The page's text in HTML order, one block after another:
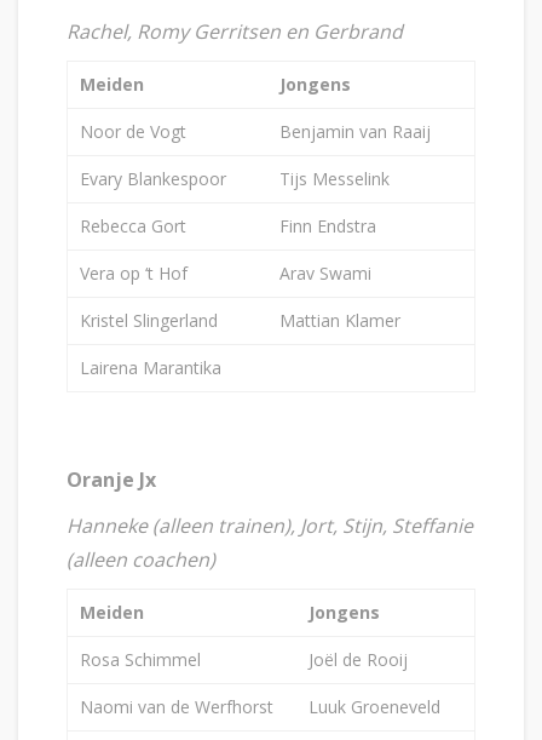
Rachel, Romy Gerritsen en Gerbrand
Meiden Jongens
Noor de Vogt Benjamin van Raaij
Evary Blankespoor Tijs Messelink
Rebecca Gort Finn Endstra
Vera op ‘t Hof Arav Swami
Kristel Slingerland Mattian Klamer
Lairena Marantika
Oranje Jx
Hanneke (alleen trainen), Jort, Stijn, Steffanie
(alleen coachen)
Meiden Jongens
Rosa Schimmel Joël de Rooij
Naomi van de Werfhorst Luuk Groeneveld